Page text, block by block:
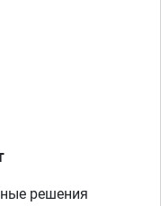
решения